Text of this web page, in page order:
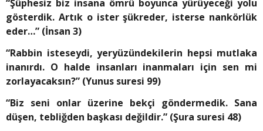
“Şüphesiz biz insana ömrü boyunca yürüyeceği yolu
gösterdik. Artık o ister şükreder, isterse nankörlük
eder…” (İnsan 3)
“Rabbin isteseydi, yeryüzündekilerin hepsi mutlaka
inanırdı. O halde insanları inanmaları için sen mi
zorlayacaksın?” (Yunus suresi 99)
“Biz seni onlar üzerine bekçi göndermedik. Sana
düşen, tebliğden başkası değildir.” (Şura suresi 48)